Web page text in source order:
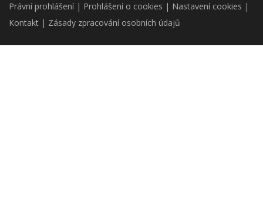
Právní prohlášení | Prohlášení o cookies | Nastavení cookies |
Kontakt | Zásady zpracování osobních údajů